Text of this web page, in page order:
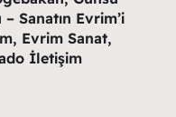
Sanatın Evrim’i
Evrim Sanat,
İletişim